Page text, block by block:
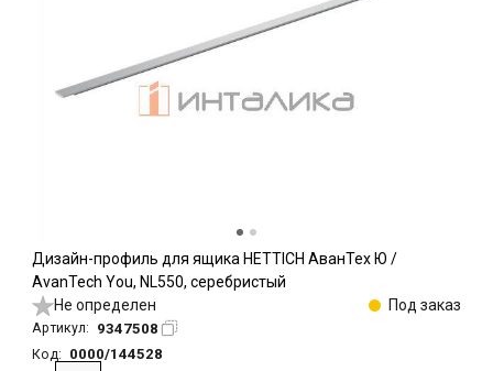
Дизайн-профиль для ящика HETTICH АванТех Ю /
AvanTech You, NL550, серебристый
Не определен
Под заказ
Артикул: 9347508
Код:
0000/144528